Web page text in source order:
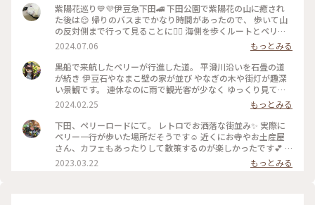
紫陽花巡り💙💜伊豆急下田🚄 下田公園で紫陽花の山に癒され
た後は😌 帰りのバスまでかなり時間があったので、 歩いて山
の反対側まで行って見ることに🚶‍♀️ 海側を歩くルートとペリー
ロードを通るルート、 行き方は二通り✌🏻ペリーロードを歩く
事に♪ その昔、来日したペリーが了仙寺まで歩いた道🌿 この
日はお休みのお店が多く、サクッと通った だけでしたが😅柳
並木に風情ある建物、今度は もう少しゆっくり来てみたいで
す🥰 ペリーロードを抜けるとトンネルが見えて 来ました❣️トン
ネルの向こうは…海かなぁ💙 #電車旅 #相模湾 #伊豆急下田 #
紫陽花巡り #ことりっぷ下田 #特急踊り子 #ペリーロード#下田
公園
2024.07.06
もっとみる
黒船で来航したペリーが行進した道。 平滑川沿いを石畳の道
が続き 伊豆石やなまこ壁の家が並び やなぎの木や街灯が趣深
い景観です。 連休なのに雨で観光客が少なく ゆっくり見てま
われました。 #冬の旅#下田#ペリーロード
2024.02.25
もっとみる
下田、ペリーロードにて。 レトロでお洒落な街並み✨ 実際に
ペリー一行が歩いた場所だそうです☺️ 近くにお寺やお土産屋
さん、カフェもあったりして散策するのが楽しかったです💕 #
私のことりっぷ旅 #レトロな街 #Myことりっぷ
2023.03.22 もっとみる